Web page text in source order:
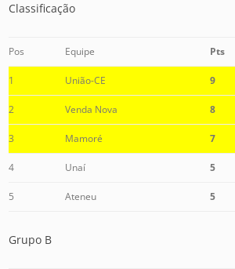
Classificação
Pos Equipe Pts
1 União-CE 9
2 Venda Nova 8
3 Mamoré 7
4 Unaí 5
5 Ateneu 5
Grupo B